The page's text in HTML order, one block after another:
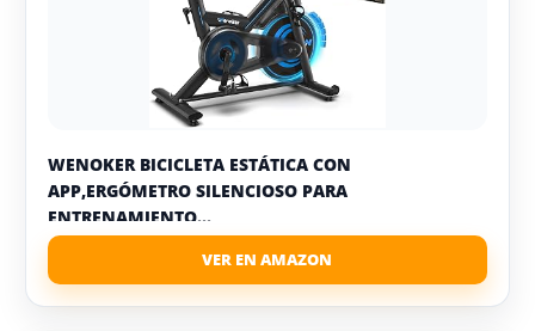
WENOKER BICICLETA ESTÁTICA CON
APP,ERGÓMETRO SILENCIOSO PARA
ENTRENAMIENTO...